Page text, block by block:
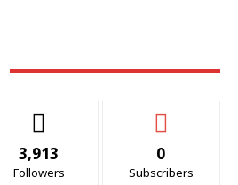
3,913
Followers
0
Subscribers